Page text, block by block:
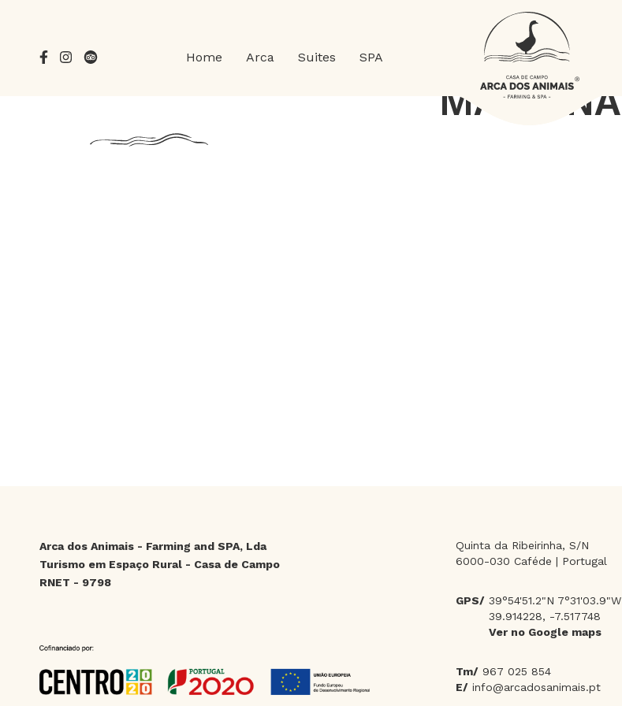
Home Arca Suites SPA
MARIANA
Arca dos Animais - Farming and SPA, Lda
Turismo em Espaço Rural - Casa de Campo
RNET - 9798
Quinta da Ribeirinha, S/N
6000-030 Caféde | Portugal
GPS/ 39°54'51.2"N 7°31'03.9"W
39.914228, -7.517748
Ver no Google maps
Tm/ 967 025 854
E/ info@arcadosanimais.pt